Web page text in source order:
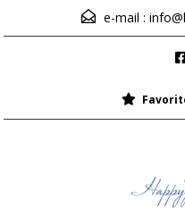
e-mail :